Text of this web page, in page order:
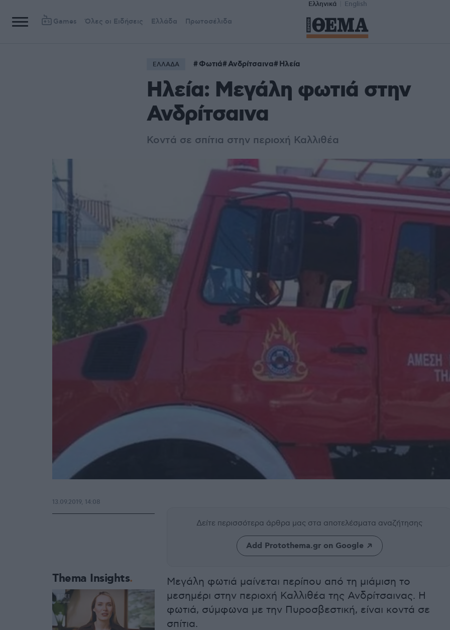
Ελληνικά English
Games Όλες οι Ειδήσεις Ελλάδα Πρωτοσέλιδα
ΕΛΛΑΔΑ Φωτιά Ανδρίτσαινα Ηλεία
Ηλεία: Μεγάλη φωτιά στην
Ανδρίτσαινα
Κοντά σε σπίτια στην περιοχή Καλλιθέα
Δείτε περισσότερα άρθρα μας στα αποτελέσματα αναζήτησης
Add Protothema.gr on Google
Μεγάλη φωτιά μαίνεται περίπου από τη μιάμιση το
μεσημέρι στην περιοχή Καλλιθέα της Ανδρίτσαινας. Η
φωτιά, σύμφωνα με την Πυροσβεστική, είναι κοντά σε
σπίτια.
13.09.2019, 14:08
Thema Insights